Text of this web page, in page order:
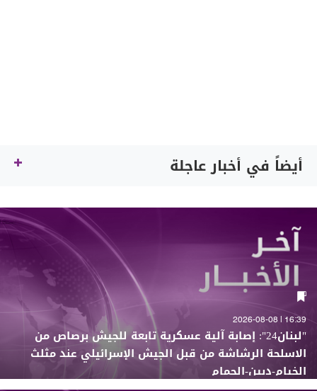
أيضاً في أخبار عاجلة
16:39 | 2026-08-08
"لبنان24": إصابة آلية عسكرية تابعة للجيش برصاص من
الاسلحة الرشاشة من قبل الجيش الإسرائيلي عند مثلث
الخيام-دبين-الحمام